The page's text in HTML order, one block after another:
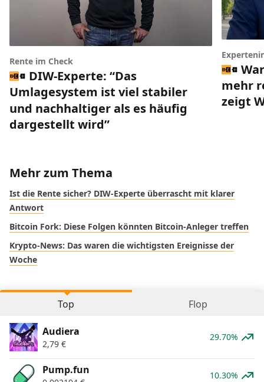
Rente im Check
DIW-Experte: “Das
Umlagesystem ist viel stabiler
und nachhaltiger als es häufig
dargestellt wird”
mehr
zeigt
Mehr zum Thema
Ist die Rente sicher? DIW-Experte überrascht mit klarer
Antwort
Bitcoin Fork: Diese Folgen könnten Bitcoin-Anleger treffen
Krypto-News: Das waren die wichtigsten Ereignisse der
Woche
Top Flop
Audiera
2,79 €
29.70%
Pump.fun 10.30%